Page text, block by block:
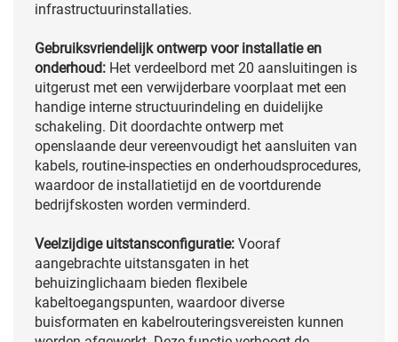
infrastructuurinstallaties.
Gebruiksvriendelijk ontwerp voor installatie en
onderhoud: Het verdeelbord met 20 aansluitingen is
uitgerust met een verwijderbare voorplaat met een
handige interne structuurindeling en duidelijke
schakeling. Dit doordachte ontwerp met
openslaande deur vereenvoudigt het aansluiten van
kabels, routine-inspecties en onderhoudsprocedures,
waardoor de installatietijd en de voortdurende
bedrijfskosten worden verminderd.
Veelzijdige uitstansconfiguratie: Vooraf
aangebrachte uitstansgaten in het
behuizinglichaam bieden flexibele
kabeltoegangspunten, waardoor diverse
buisformaten en kabelrouteringsvereisten kunnen